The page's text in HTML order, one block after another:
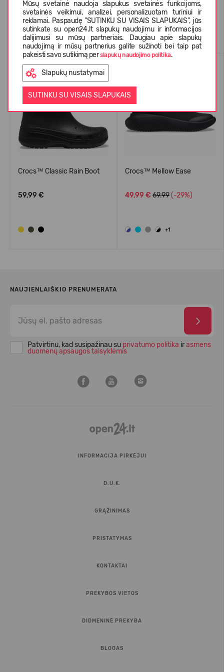
Mūsų svetainė naudoja slapukus svetainės funkcijoms,
svetainės veikimui, analizei, personalizuotam turiniui ir
reklamai. Paspaudę "SUTINKU SU VISAIS SLAPUKAIS", jūs
sutinkate su open24.lt slapukų naudojimu ir informacijos
dalijimusi su mūsų partneriais. Daugiau apie slapukų
naudojimą ir mūsų partnerius galite sužinoti bei taip pat
pakeisti savo sutikimą perslapukų naudojimo politika.
Slapukų nustatymai
SUTINKU SU VISAIS SLAPUKAIS
Panašios prekės
Crocs™ Classic Rain Boot
59,99 €
Crocs™ Mellow Ease
49,99 € 69.99 (-29%)
+1
NAUJIENLAIŠKIO PRENUMERATA
Patvirtinu, kad susipažinau su privatumo politika irasmens
duomenų apsaugos taisyklėmis
INFORMACIJA PIRKĖJUI
D.U.K.
GRĄŽINIMAS
PRISTATYMAS
KONTAKTAI
PREKYBOS VIETOS
DIDMENINĖ PREKYBA
BLOGAS